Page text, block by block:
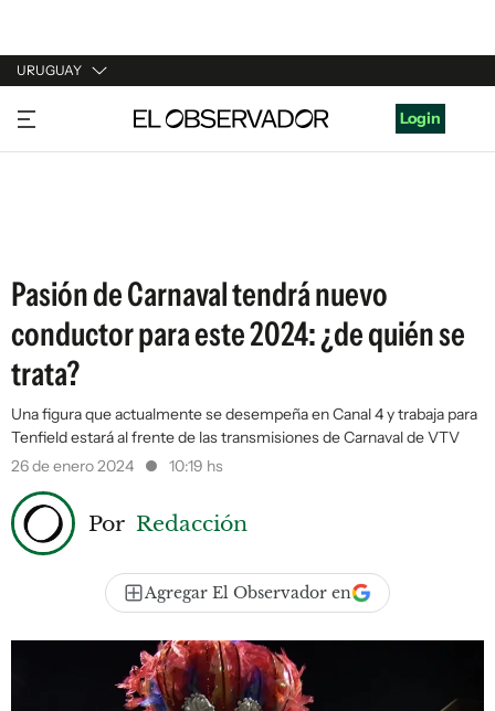
URUGUAY
URUGUAY
ARGENTINA
Login
Pasión de Carnaval tendrá nuevo
conductor para este 2024: ¿de quién se
trata?
Una figura que actualmente se desempeña en Canal 4 y trabaja para
Tenfield estará al frente de las transmisiones de Carnaval de VTV
26 de enero 2024
10:19 hs
Por Redacción
Agregar El Observador en